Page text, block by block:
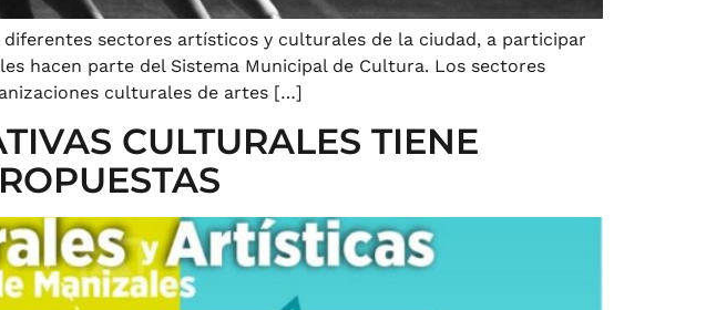
sectores artísticos y culturales de la ciudad, a participar
hacen parte del Sistema Municipal de Cultura. Los sectores
culturales de artes […]
CULTURALES TIENE